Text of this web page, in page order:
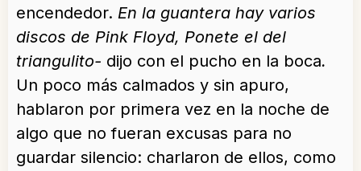
encendedor. En la guantera hay varios
discos de Pink Floyd, Ponete el del
triangulito- dijo con el pucho en la boca.
Un poco más calmados y sin apuro,
hablaron por primera vez en la noche de
algo que no fueran excusas para no
guardar silencio: charlaron de ellos, como